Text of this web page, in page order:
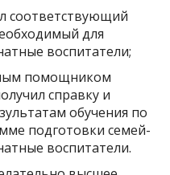
соответствующий
для
воспитатели;
помощником
справку и
обучения по
подготовки семей-
воспитатели.